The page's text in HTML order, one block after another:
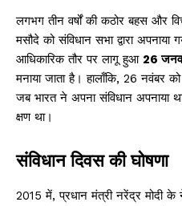
लगभग तीन वर्षों की कठोर बहस और
मसौदे को संविधान सभा द्वारा अपनाया
आधिकारिक तौर पर लागू हुआ 26
मनाया जाता है। हालाँकि, 26 नवंबर
जब भारत ने अपना संविधान अपनाया
क्षण था।
संविधान दिवस की घोषणा
2015 में, प्रधान मंत्री नरेंद्र मोदी के